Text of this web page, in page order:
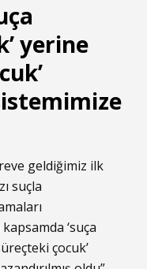
yerine
geldiğimiz ilk
suçla
‘suça
çocuk’